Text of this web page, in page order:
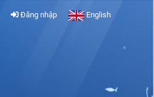
Đăng nhập English